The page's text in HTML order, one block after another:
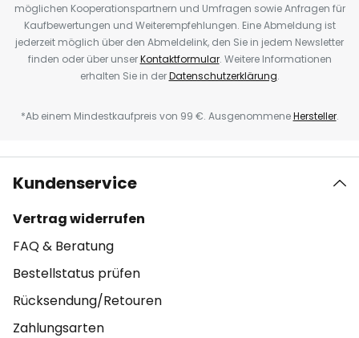
möglichen Kooperationspartnern und Umfragen sowie Anfragen für
Kaufbewertungen und Weiterempfehlungen. Eine Abmeldung ist
jederzeit möglich über den Abmeldelink, den Sie in jedem Newsletter
finden oder über unserKontaktformular. Weitere Informationen
erhalten Sie in derDatenschutzerklärung.
*Ab einem Mindestkaufpreis von 99 €. AusgenommeneHersteller.
Kundenservice
Vertrag widerrufen
FAQ & Beratung
Bestellstatus prüfen
Rücksendung/Retouren
Zahlungsarten